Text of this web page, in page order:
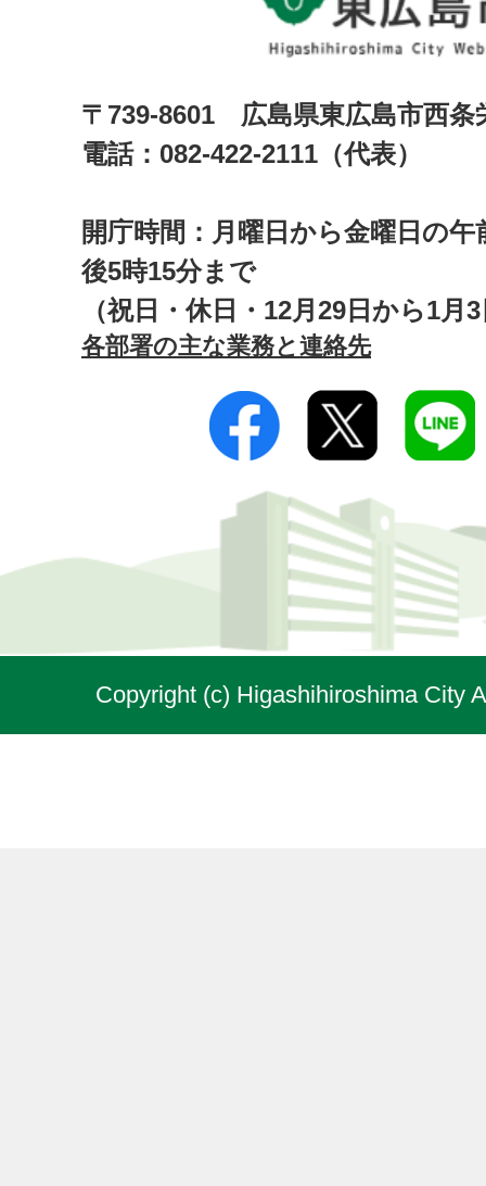
〒739-8601 広島県東広島市西
電話：082-422-2111（代表）
開庁時間：月曜日から金曜日の午
後5時15分まで
（祝日・休日・12月29日から1月
各部署の主な業務と連絡先
Copyright (c) Higashihiroshima City